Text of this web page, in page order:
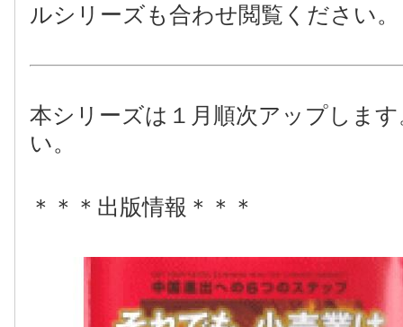
ルシリーズも合わせ閲覧ください。
本シリーズは１月順次アップしま
い。
＊＊＊出版情報＊＊＊